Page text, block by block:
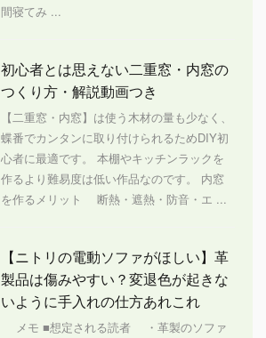
間寝てみ ...
初心者とは思えない二重窓・内窓の
つくり方・解説動画つき
【二重窓・内窓】は使う木材の量も少なく、
蝶番でカンタンに取り付けられるためDIY初
心者に最適です。 本棚やキッチンラックを
作るより難易度は低い作品なのです。 内窓
を作るメリット 断熱・遮熱・防音・エ ...
【ニトリの電動ソファがほしい】革
製品は傷みやすい？変退色が起きな
いように手入れの仕方あれこれ
メモ ■想定される読者 ・革製のソファ